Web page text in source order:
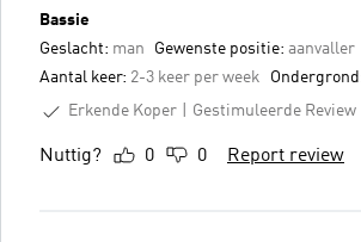
Bassie
Geslacht: man Gewenste positie: aanvaller
Aantal keer: 2-3 keer per week
Erkende Koper
Gestimuleerde Review
Nuttig? 0 0 Report review